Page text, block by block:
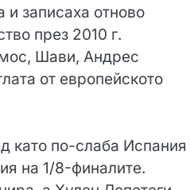
записаха отново
през 2010 г.
Шави, Андрес
от европейското
като по-слаба Испания
на 1/8-финалите.